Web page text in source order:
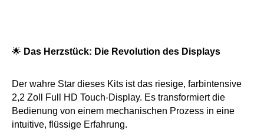
🌟 Das Herzstück: Die Revolution des Displays
Der wahre Star dieses Kits ist das riesige, farbintensive
2,2 Zoll Full HD Touch-Display. Es transformiert die
Bedienung von einem mechanischen Prozess in eine
intuitive, flüssige Erfahrung.